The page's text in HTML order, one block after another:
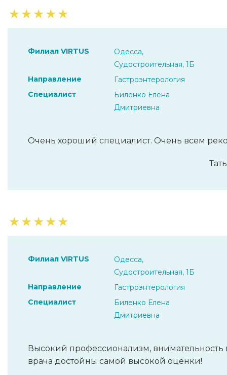
★★★★★
Филиал VIRTUS
Одесса,
Судостроительная, 1Б
Направление
Гастроэнтерология
Специалист
Биленко Елена
Дмитриевна
Очень хороший специалист. Очень всем
★★★★★
Филиал VIRTUS
Одесса,
Судостроительная, 1Б
Направление
Гастроэнтерология
Специалист
Биленко Елена
Дмитриевна
Высокий профессионализм, внимательность
врача достойны самой высокой оценки!